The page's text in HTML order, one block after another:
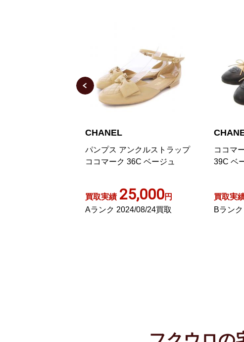
CHANEL
パンプス アンクルストラップ
ココマーク 36C ベージュ
買取実績 25,000円
Aランク 2024/08/24買取
ココマ
39C ベ
買取実
Bラン